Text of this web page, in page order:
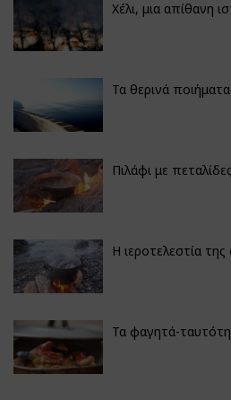
Χέλι, μια απίθανη
Τα θερινά
Πιλάφι με
Η ιεροτελεστία της
Τα φαγητά-